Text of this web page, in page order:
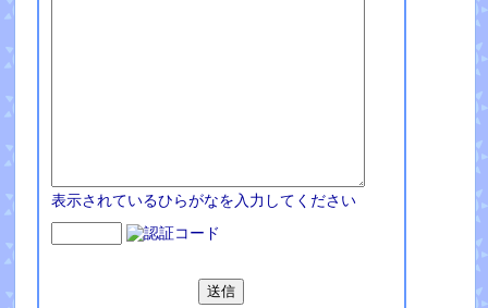
表示されているひらがなを入力してください